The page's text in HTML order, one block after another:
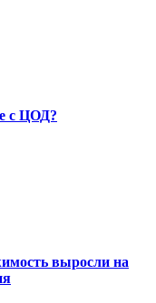
с ЦОД?
выросли на